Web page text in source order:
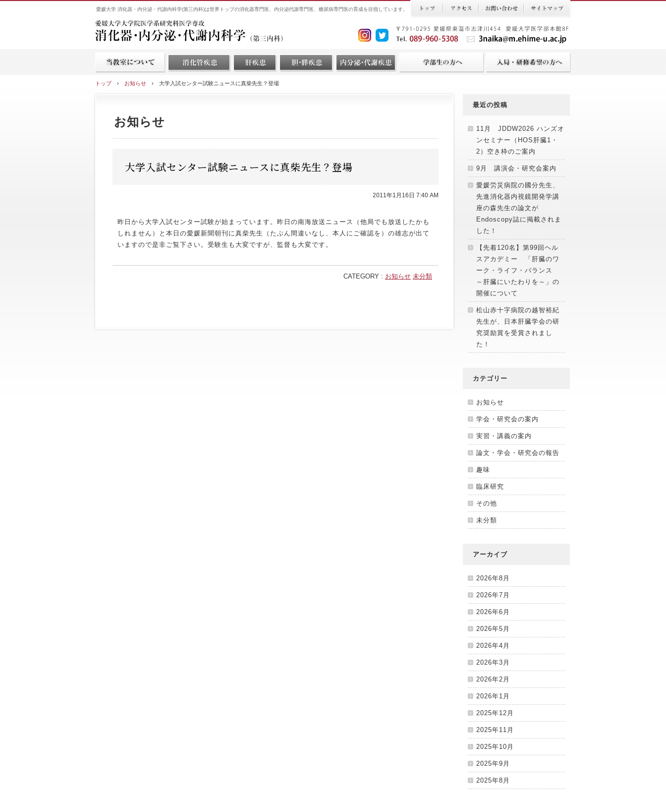
愛媛大学 消化器・内分泌・代謝内科学(第三内科)は世界トップの消化器専門医、内分泌代謝専門医、糖尿病専門医の育成を目指しています。
トップ› お知らせ › 大学入試センター試験ニュースに真柴先生？登場
お知らせ
大学入試センター試験ニュースに真柴先生？登場
2011年1月16日 7:40 AM
昨日から大学入試センター試験が始まっています。 昨日の南海放送ニュース（他局でも放送したかも
しれません）と本日の愛媛新聞朝刊に真柴先生（たぶん間違いなし、本人にご確認を）の雄志が出て
いますので是非ご覧下さい。受験生も大変ですが、監督も大変です。
CATEGORY : お知らせ 未分類
最近の投稿
11月 JDDW2026 ハンズオ
ンセミナー（HOS肝臓1・
2）空き枠のご案内
9月 講演会・研究会案内
愛媛労災病院の國分先生、
先進消化器内視鏡開発学講
座の森先生の論文が
Endoscopy誌に掲載されま
した！
【先着120名】第99回ヘル
スアカデミー 「肝臓のワ
ーク・ライフ・バランス
～肝臓にいたわりを～」の
開催について
松山赤十字病院の越智裕紀
先生が、日本肝臓学会の研
究奨励賞を受賞されまし
た！
カテゴリー
お知らせ
学会・研究会の案内
実習・講義の案内
論文・学会・研究会の報告
趣味
臨床研究
その他
未分類
アーカイブ
2026年8月
2026年7月
2026年6月
2026年5月
2026年4月
2026年3月
2026年2月
2026年1月
2025年12月
2025年11月
2025年10月
2025年9月
2025年8月